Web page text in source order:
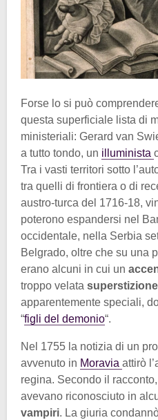
Forse lo si può
questa superficiale lista di
ministeriali: Gerard van
a tutto tondo, un illuminista
Tra i vasti territori sotto
tra quelli di frontiera o di
austro-turca del 1716-18,
poterono espandersi nel
occidentale, nella Serbia
Belgrado, oltre che su una
erano alcuni in cui un
troppo velata superstizione
apparentemente speciali,
“figli del demonio“.
Nel 1755 la notizia di un
avvenuto in Moravia attirò
regina. Secondo il
avevano riconosciuto in
vampiri. La giuria